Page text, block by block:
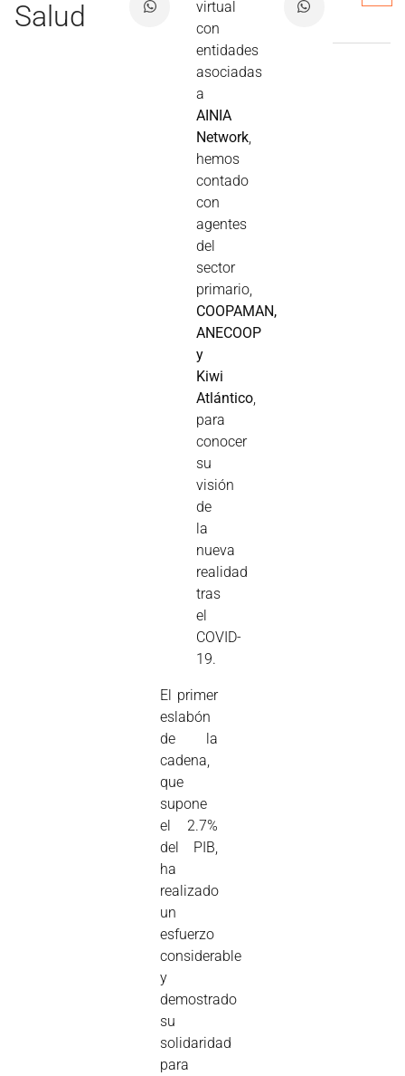
Salud
virtual
con
entidades
asociadas
a
AINIA
Network
hemos
contado
con
agentes
del
sector
primario,
COOPAMAN,
ANECOOP
y
Kiwi
Atlántico
para
conocer
su
visión
de
la
nueva
realidad
tras
el
COVID-
19.
El primer
eslabón
de la
cadena,
que
supone
el 2.7%
del PIB,
ha
realizado
un
esfuerzo
considerable
y
demostrado
su
solidaridad
para